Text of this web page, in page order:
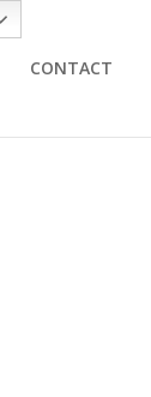
CONTACT